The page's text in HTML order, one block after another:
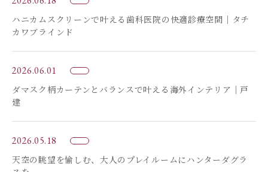
ハニカムスクリーンで叶える歯科医院の快適診療空間｜タチ
カワブラインド
2026.06.01
ダマスク柄カーテンとバランスで叶える海外インテリア｜戸
建
2026.05.18
天空の眺望を愉しむ、大人のプレイルームにハンターダグラ